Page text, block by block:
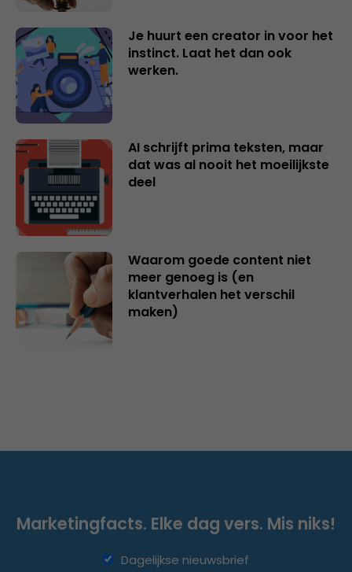
Je huurt een creator in voor het
instinct. Laat het dan ook
werken.
AI schrijft prima teksten, maar
dat was al nooit het moeilijkste
deel
Waarom goede content niet
meer genoeg is (en
klantverhalen het verschil
maken)
Marketingfacts. Elke dag vers. Mis niks!
Dagelijkse nieuwsbrief